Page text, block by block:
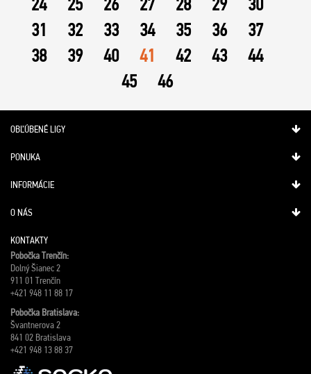
24
25 26 27 28 29
30
31
32 33 34 35 36
37
38
39 40 41 42 43
44
45
46
OBĽÚBENÉ LIGY
PONUKA
INFORMÁCIE
O NÁS
KONTAKTY
Pobočka Trenčín:
Dolný Šianec 2
911 01 Trenčín
+421 948 11 88 17
Pobočka Bratislava:
Švantnerova 2
841 02 Bratislava
+421 948 13 88 37